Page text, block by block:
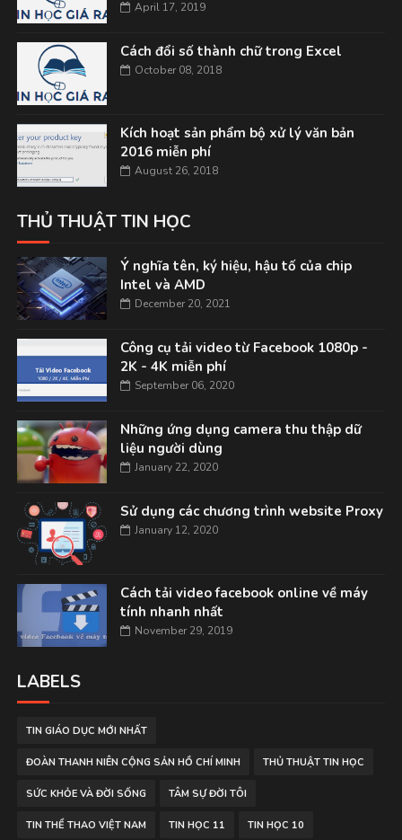
April 17, 2019
Cách đổi số thành chữ trong Excel
October 08, 2018
Kích hoạt sản phẩm bộ xử lý văn bản
2016 miễn phí
August 26, 2018
THỦ THUẬT TIN HỌC
Ý nghĩa tên, ký hiệu, hậu tố của chip
Intel và AMD
December 20, 2021
Công cụ tải video từ Facebook 1080p -
2K - 4K miễn phí
September 06, 2020
Những ứng dụng camera thu thập dữ
liệu người dùng
January 22, 2020
Sử dụng các chương trình website Proxy
January 12, 2020
Cách tải video facebook online về máy
tính nhanh nhất
November 29, 2019
LABELS
TIN GIÁO DỤC MỚI NHẤT
ĐOÀN THANH NIÊN CỘNG SẢN HỒ CHÍ MINH THỦ THUẬT TIN HỌC
SỨC KHỎE VÀ ĐỜI SỐNG TÂM SỰ ĐỜI TÔI
TIN THỂ THAO VIỆT NAM TIN HỌC 11 TIN HỌC 10